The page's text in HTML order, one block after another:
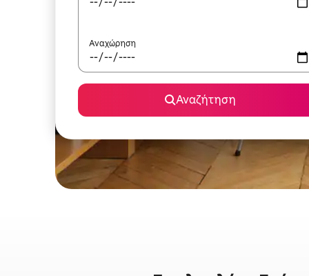
Αναχώρηση
Αναζήτηση